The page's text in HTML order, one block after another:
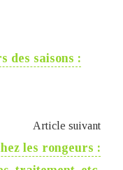
des saisons :
Article suivant
les rongeurs :